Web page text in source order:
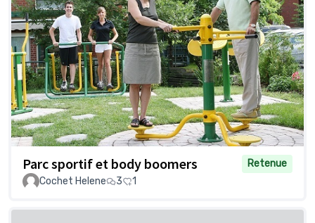
Parc sportif et body boomers
Retenue
Cochet Helene
3 1